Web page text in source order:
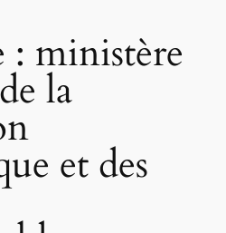
: ministère
la
et des